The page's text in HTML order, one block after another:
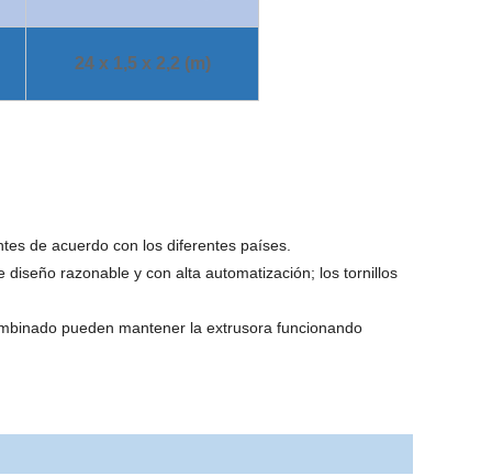
24 x 1,5 x 2,2 (m)
de acuerdo con los diferentes países.
razonable y con alta automatización; los tornillos
pueden mantener la extrusora funcionando